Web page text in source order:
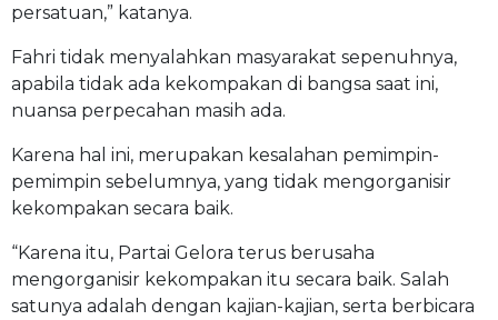
persatuan,” katanya.
Fahri tidak menyalahkan masyarakat sepenuhnya,
apabila tidak ada kekompakan di bangsa saat ini,
nuansa perpecahan masih ada.
Karena hal ini, merupakan kesalahan pemimpin-
pemimpin sebelumnya, yang tidak mengorganisir
kekompakan secara baik.
“Karena itu, Partai Gelora terus berusaha
mengorganisir kekompakan itu secara baik. Salah
satunya adalah dengan kajian-kajian, serta berbicara